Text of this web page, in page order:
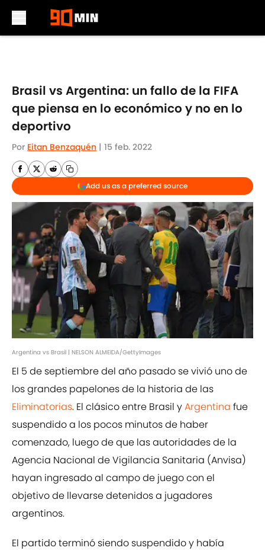
Brasil vs Argentina: un fallo de la FIFA
que piensa en lo económico y no en lo
deportivo
Por Eitan Benzaquén | 15 feb. 2022
Add us as a preferred source
Argentina vs Brasil | NELSON ALMEIDA/GettyImages
El 5 de septiembre del año pasado se vivió uno de
los grandes papelones de la historia de las
Eliminatorias. El clásico entre Brasil yArgentina fue
suspendido a los pocos minutos de haber
comenzado, luego de que las autoridades de la
Agencia Nacional de Vigilancia Sanitaria (Anvisa)
hayan ingresado al campo de juego con el
objetivo de llevarse detenidos a jugadores
argentinos.
El partido terminó siendo suspendido y había